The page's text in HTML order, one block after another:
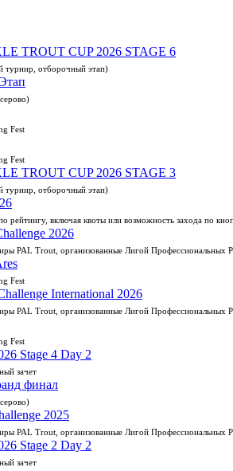
TROUT CUP 2026 STAGE 6
турнир, отборочный этап)
Fest
Fest
TROUT CUP 2026 STAGE 3
турнир, отборочный этап)
рейтингу, включая квоты или возможность захода по
2026
PAL Trout, организованные Лигой Профессиональных
Fest
International 2026
PAL Trout, организованные Лигой Профессиональных
Fest
Stage 4 Day 2
зачет
финал
2025
PAL Trout, организованные Лигой Профессиональных
Stage 2 Day 2
зачет